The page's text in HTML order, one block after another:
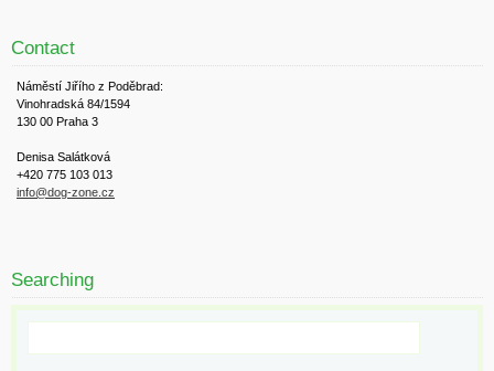
Contact
Náměstí Jiřího z Poděbrad:
Vinohradská 84/1594
130 00 Praha 3
Denisa Salátková
+420 775 103 013
info@dog-zone.cz
Searching